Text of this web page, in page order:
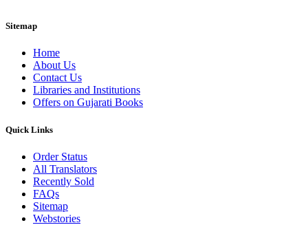
Sitemap
Home
About Us
Contact Us
Libraries and Institutions
Offers on Gujarati Books
Quick Links
Order Status
All Translators
Recently Sold
FAQs
Sitemap
Webstories